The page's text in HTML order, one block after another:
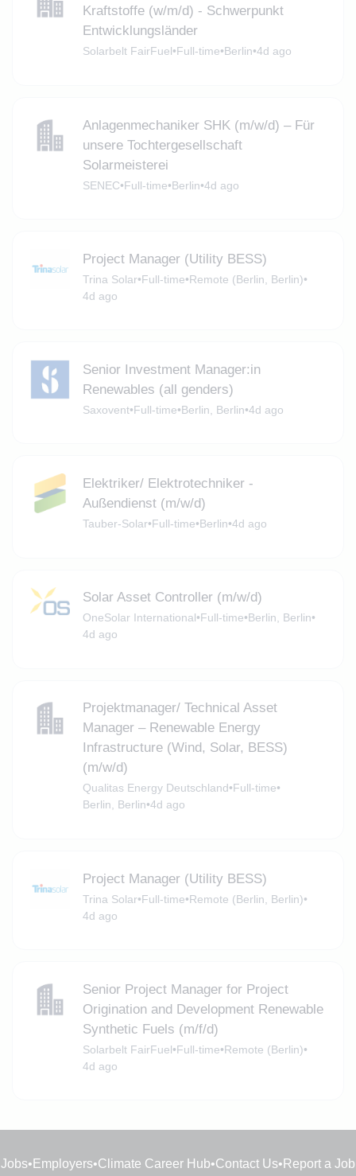
Kraftstoffe (w/m/d) - Schwerpunkt
Entwicklungsländer
Solarbelt FairFuel•Full-time•Berlin•4d ago
Anlagenmechaniker SHK (m/w/d) – Für
unsere Tochtergesellschaft
Solarmeisterei
SENEC•Full-time•Berlin•4d ago
Project Manager (Utility BESS)
Trina Solar•Full-time•Remote (Berlin, Berlin)•
4d ago
Senior Investment Manager:in
Renewables (all genders)
Saxovent•Full-time•Berlin, Berlin•4d ago
Elektriker/ Elektrotechniker -
Außendienst (m/w/d)
Tauber-Solar•Full-time•Berlin•4d ago
Solar Asset Controller (m/w/d)
OneSolar International•Full-time•Berlin, Berlin•
4d ago
Projektmanager/ Technical Asset
Manager – Renewable Energy
Infrastructure (Wind, Solar, BESS)
(m/w/d)
Qualitas Energy Deutschland•Full-time•
Berlin, Berlin•4d ago
Project Manager (Utility BESS)
Trina Solar•Full-time•Remote (Berlin, Berlin)•
4d ago
Senior Project Manager for Project
Origination and Development Renewable
Synthetic Fuels (m/f/d)
Solarbelt FairFuel•Full-time•Remote (Berlin)•
4d ago
Jobs• Employers•Climate Career Hub•Contact Us• Report a Job